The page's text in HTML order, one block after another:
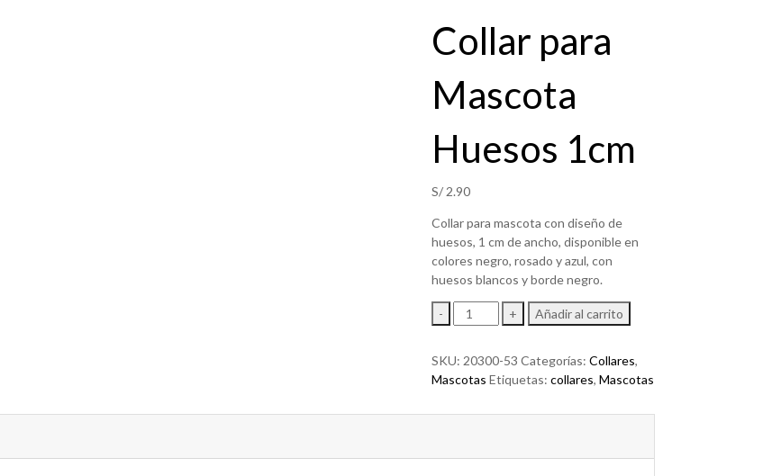
Collar para
Mascota
Huesos 1cm
S/2.90
Collar para mascota con diseño de
huesos, 1 cm de ancho, disponible en
colores negro, rosado y azul, con
huesos blancos y borde negro.
-
Collar
para
Huesos
1cm
+ Añadir al carrito
SKU: 20300-53 Categorías: Collares,
Mascotas Etiquetas: collares, Mascotas